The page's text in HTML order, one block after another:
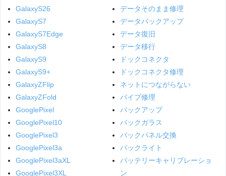
GalaxyS26
GalaxyS7
GalaxyS7Edge
GalaxyS8
GalaxyS9
GalaxyS9+
GalaxyZFlip
GalaxyZFold
GooglePixel
GooglePixel10
GooglePixel3
GooglePixel3a
GooglePixel3aXL
GooglePixel3XL
データそのまま修理
データバックアップ
データ復旧
データ移行
ドックコネクタ
ドックコネクタ修理
ネットにつながらない
バイブ修理
バックアップ
バックガラス
バックパネル交換
バックライト
バッテリーキャリブレーショ
ン